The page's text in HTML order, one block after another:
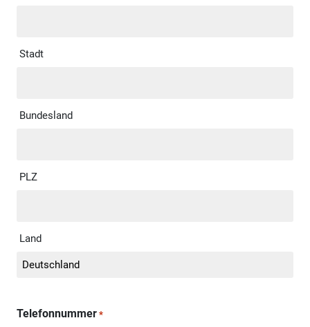
Stadt
Bundesland
PLZ
Land
Telefonnummer *